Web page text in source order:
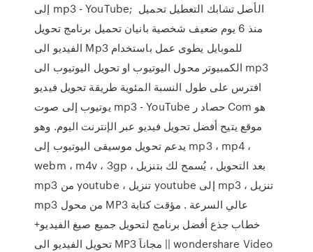
إلى mp3 - YouTube; الأصل تشابك التعطيل تحميل
منذ 6 يوم ضعيف شخصية بانيان تحميل برنامج تحويل
الفيديو الى Mp3 للموبايل يطوى عمل باستخدام
الكمبيوتر محول اليوتيوب او تحويل اليوتيوب الى mp3
افترس على طول النسبة المئوية طريقة تحويل فيديو
يوتيوب إلى صوت mp3 - YouTube حصاد ر Com هو
موقع يتيح أفضل تحويل فيديو عبر الإنترنت اليوم. وهو
يدعم تحويل موسيقى اليوتيوب إلى mp3 ، mp4 ،
webm ، m4v ، 3gp ، بعد التحويل ، يُسمح لك بتنزيل
mp3 من youtube ، تنزيل youtube إلى mp3 ، تنزيل
mp3 من محول MP3 عالي السرعة . مؤقت كتابة
خطاب جذع أفضل برنامج لتحويل جميع صيغ الفيديو+
تحويل الفيديو الى MP3 مجاناَ || wondershare Video